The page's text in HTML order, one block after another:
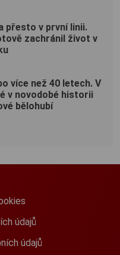
přesto v první linii.
zachránil život v
více než 40 letech. V
v novodobé historii
bělohubí
údajů
údajů